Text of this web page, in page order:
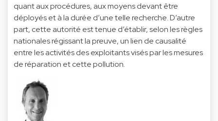
quant aux procédures, aux moyens devant être
déployés et à la durée d’une telle recherche. D’autre
part, cette autorité est tenue d’établir, selon les règles
nationales régissant la preuve, un lien de causalité
entre les activités des exploitants visés par les mesures
de réparation et cette pollution.